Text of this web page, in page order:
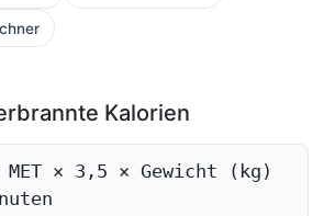
Kalorien
× 3,5 × Gewicht (kg)